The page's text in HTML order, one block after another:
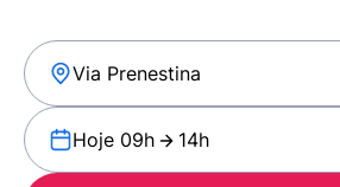
Hoje 09h 14h